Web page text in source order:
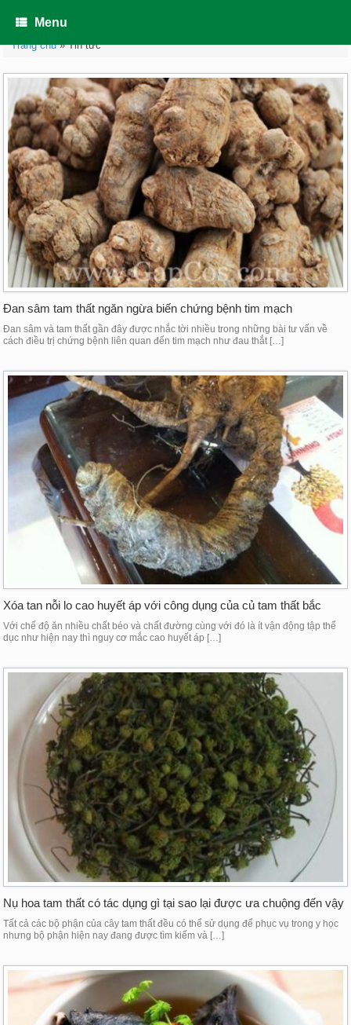
Menu
Trang chủ»Tin tức
Đan sâm tam thất ngăn ngừa biến chứng bệnh tim mạch
Đan sâm và tam thất gần đây được nhắc tời nhiều trong những bài tư vấn về
cách điều trị chứng bệnh liên quan đến tim mạch như đau thắt […]
Xóa tan nỗi lo cao huyết áp với công dụng của củ tam thất bắc
Với chế độ ăn nhiều chất béo và chất đường cùng với đó là ít vận động tập thể
dục như hiện nay thì nguy cơ mắc cao huyết áp […]
Nụ hoa tam thất có tác dụng gì tại sao lại được ưa chuộng đến vậy
Tất cả các bộ phận của cây tam thất đều có thể sử dụng để phục vụ trong y học
nhưng bộ phận hiện nay đang được tìm kiếm và […]